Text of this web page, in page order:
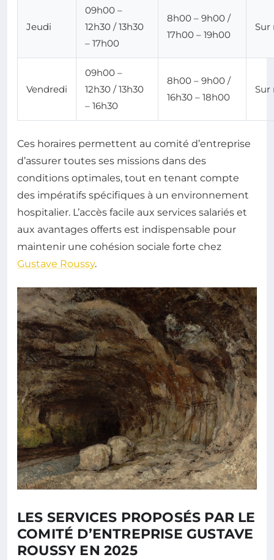
Jeudi
09h00 –
12h30 / 13h30
– 17h00
8h00 – 9h00 /
17h00 – 19h00
Sur
Vendredi
09h00 –
12h30 / 13h30
– 16h30
8h00 – 9h00 /
16h30 – 18h00
Sur
Ces horaires permettent au comité d’entreprise
d’assurer toutes ses missions dans des
conditions optimales, tout en tenant compte
des impératifs spécifiques à un environnement
hospitalier. L’accès facile aux services salariés et
aux avantages offerts est indispensable pour
maintenir une cohésion sociale forte chez
Gustave Roussy.
LES SERVICES PROPOSÉS PAR LE
COMITÉ D’ENTREPRISE GUSTAVE
ROUSSY EN 2025